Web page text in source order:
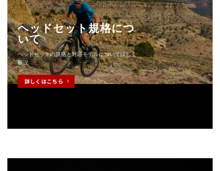
ヘッドセット規格につ
いて
ヘッドセットの規格と対応モデルについて詳しく
解説
詳しくはこちら